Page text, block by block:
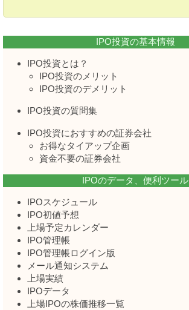
IPO投資の基本情報
IPO投資とは？
IPO投資のメリット
IPO投資のデメリット
IPO投資の質問集
IPO投資におすすめの証券会社
お得なタイアップ企画
資金不要の証券会社
IPOのデータ、便利ツール
IPOスケジュール
IPO初値予想
上場予定カレンダー
IPO管理帳
IPO管理帳ログイン版
メール通知システム
上場実績
IPOデータ
上場IPOの株価推移一覧